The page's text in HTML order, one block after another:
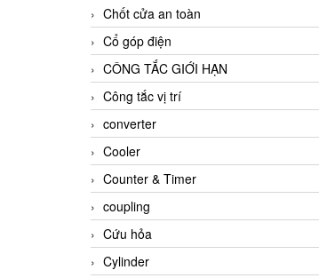
Chốt cửa an toàn
Cổ góp điện
CÔNG TẮC GIỚI HẠN
Công tắc vị trí
converter
Cooler
Counter & Timer
coupling
Cứu hỏa
Cylinder